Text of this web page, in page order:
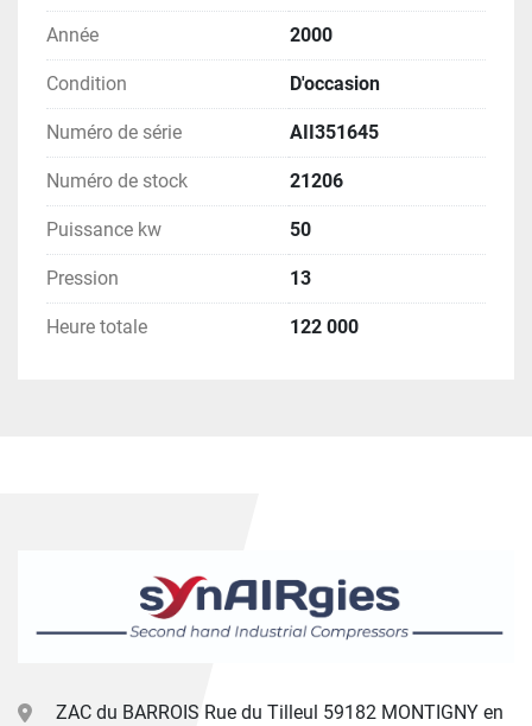
Année 2000
Condition D'occasion
Numéro de série AII351645
Numéro de stock 21206
Puissance kw 50
Pression 13
Heure totale 122 000
ZAC du BARROIS Rue du Tilleul 59182 MONTIGNY en